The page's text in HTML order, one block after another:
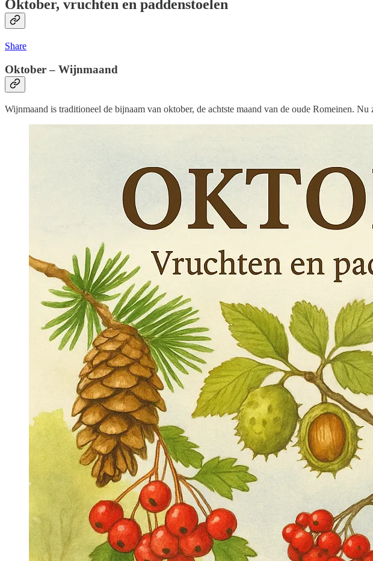
Oktober, vruchten en paddenstoelen
Share
Oktober – Wijnmaand
Wijnmaand is traditioneel de bijnaam van oktober, de achtste maand van de oude Romeinen.